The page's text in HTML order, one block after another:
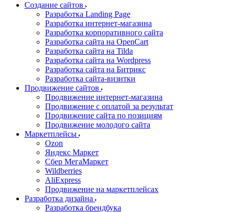
Создание сайтов
Разработка Landing Page
Разработка интернет-магазина
Разработка корпоративного сайта
Разработка сайта на OpenCart
Разработка сайта на Tilda
Разработка сайта на Wordpress
Разработка сайта на Битрикс
Разработка сайта-визитки
Продвижение сайтов
Продвижение интернет-магазина
Продвижение с оплатой за результат
Продвижение сайта по позициям
Продвижение молодого сайта
Маркетплейсы
Ozon
Яндекс Маркет
Сбер МегаМаркет
Wildberries
AliExpress
Продвижение на маркетплейсах
Разработка дизайна
Разработка брендбука